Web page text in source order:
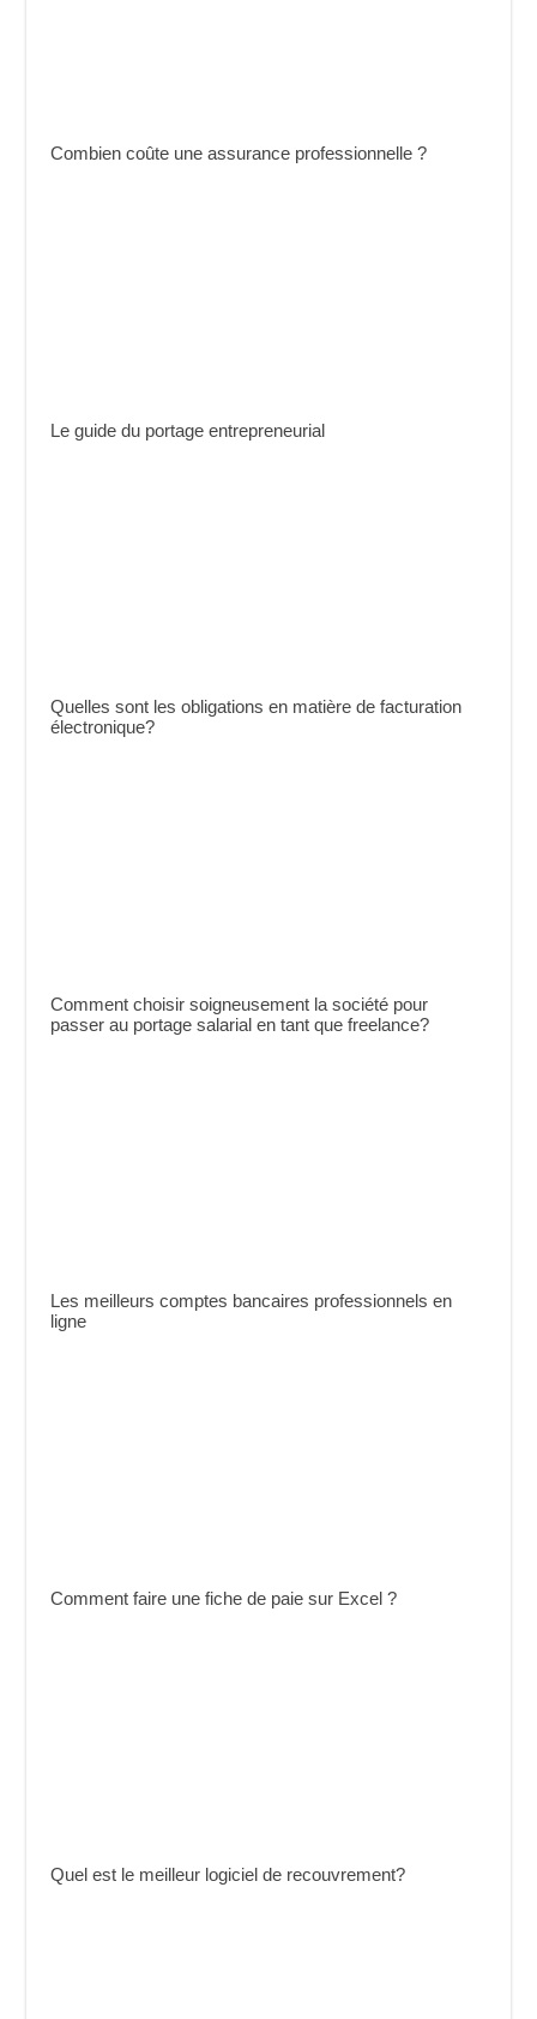
Combien coûte une assurance professionnelle ?
Le guide du portage entrepreneurial
Quelles sont les obligations en matière de facturation
électronique?
Comment choisir soigneusement la société pour
passer au portage salarial en tant que freelance?
Les meilleurs comptes bancaires professionnels en
ligne
Comment faire une fiche de paie sur Excel ?
Quel est le meilleur logiciel de recouvrement?